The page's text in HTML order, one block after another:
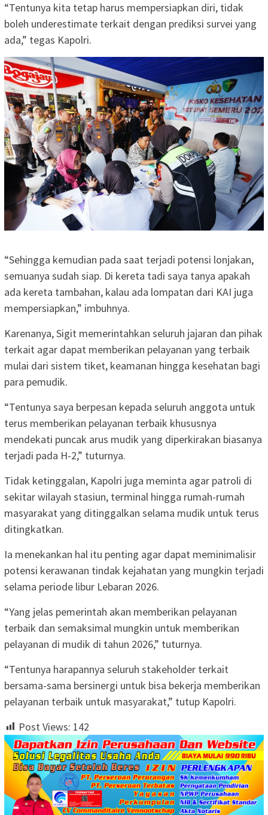
“Tentunya kita tetap harus mempersiapkan diri, tidak
boleh underestimate terkait dengan prediksi survei yang
ada,” tegas Kapolri.
“Sehingga kemudian pada saat terjadi potensi lonjakan,
semuanya sudah siap. Di kereta tadi saya tanya apakah
ada kereta tambahan, kalau ada lompatan dari KAI juga
mempersiapkan,” imbuhnya.
Karenanya, Sigit memerintahkan seluruh jajaran dan pihak
terkait agar dapat memberikan pelayanan yang terbaik
mulai dari sistem tiket, keamanan hingga kesehatan bagi
para pemudik.
“Tentunya saya berpesan kepada seluruh anggota untuk
terus memberikan pelayanan terbaik khususnya
mendekati puncak arus mudik yang diperkirakan biasanya
terjadi pada H-2,” tuturnya.
Tidak ketinggalan, Kapolri juga meminta agar patroli di
sekitar wilayah stasiun, terminal hingga rumah-rumah
masyarakat yang ditinggalkan selama mudik untuk terus
ditingkatkan.
Ia menekankan hal itu penting agar dapat meminimalisir
potensi kerawanan tindak kejahatan yang mungkin terjadi
selama periode libur Lebaran 2026.
“Yang jelas pemerintah akan memberikan pelayanan
terbaik dan semaksimal mungkin untuk memberikan
pelayanan di mudik di tahun 2026,” tuturnya.
“Tentunya harapannya seluruh stakeholder terkait
bersama-sama bersinergi untuk bisa bekerja memberikan
pelayanan terbaik untuk masyarakat,” tutup Kapolri.
Post Views: 142